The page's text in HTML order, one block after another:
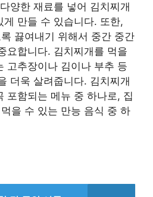
양한 재료를 넣어 김치찌개
게 만들 수 있습니다. 또한,
끓여내기 위해서 중간 중간
요합니다. 김치찌개를 먹을
고추장이나 김이나 부추 등
더욱 살려줍니다. 김치찌개
포함되는 메뉴 중 하나로, 집
을 수 있는 만능 음식 중 하